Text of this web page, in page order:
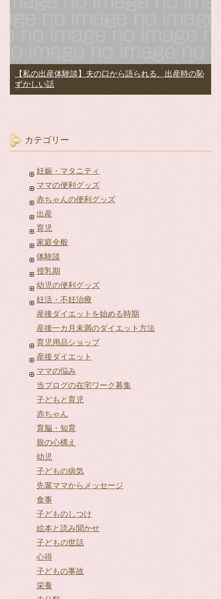
【私の出産体験談】夫の口から語られる、出産時の恥
ずかしい話
カテゴリー
妊娠・マタニティ
ママの便利グッズ
赤ちゃんの便利グッズ
出産
育児
家庭全般
体験談
授乳期
幼児の便利グッズ
妊活・不妊治療
産後ダイエットを始める時期
産後一カ月未満のダイエット方法
育児用品ショップ
産後ダイエット
ママの悩み
当ブログの在宅ワーク募集
子どもと育児
赤ちゃん
育脳・知育
親の心構え
幼児
子どもの病気
先輩ママからメッセージ
食事
子どものしつけ
絵本と読み聞かせ
子どもの世話
心得
子どもの事故
栄養